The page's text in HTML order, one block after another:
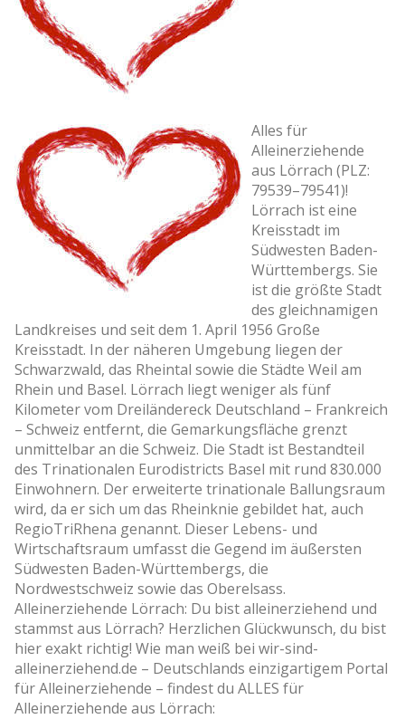
Wissen
Rechte
Alles für
Alleinerziehende
aus Lörrach (PLZ:
79539–79541)!
Lörrach ist eine
Kreisstadt im
Südwesten Baden-
Württembergs. Sie
ist die größte Stadt
des gleichnamigen
Landkreises und seit dem 1. April 1956 Große
Kreisstadt. In der näheren Umgebung liegen der
Schwarzwald, das Rheintal sowie die Städte Weil am
Rhein und Basel. Lörrach liegt weniger als fünf
Kilometer vom Dreiländereck Deutschland – Frankreich
– Schweiz entfernt, die Gemarkungsfläche grenzt
unmittelbar an die Schweiz. Die Stadt ist Bestandteil
des Trinationalen Eurodistricts Basel mit rund 830.000
Einwohnern. Der erweiterte trinationale Ballungsraum
wird, da er sich um das Rheinknie gebildet hat, auch
RegioTriRhena genannt. Dieser Lebens- und
Wirtschaftsraum umfasst die Gegend im äußersten
Südwesten Baden-Württembergs, die
Nordwestschweiz sowie das Oberelsass.
Alleinerziehende Lörrach: Du bist alleinerziehend und
stammst aus Lörrach? Herzlichen Glückwunsch, du bist
hier exakt richtig! Wie man weiß bei wir-sind-
alleinerziehend.de – Deutschlands einzigartigem Portal
für Alleinerziehende – findest du ALLES für
Alleinerziehende aus Lörrach: